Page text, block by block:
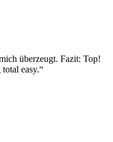
überzeugt. Fazit: Top!
easy.“